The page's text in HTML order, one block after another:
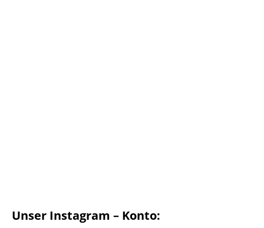
Unser Instagram – Konto: